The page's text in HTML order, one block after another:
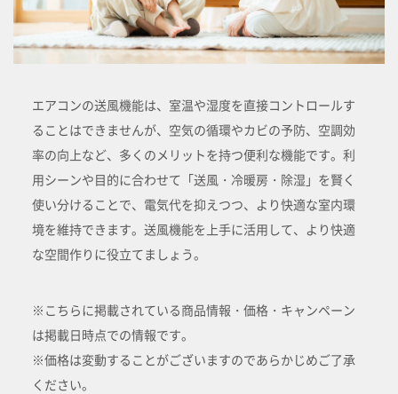
エアコンの送風機能は、室温や湿度を直接コントロールす
ることはできませんが、空気の循環やカビの予防、空調効
率の向上など、多くのメリットを持つ便利な機能です。利
用シーンや目的に合わせて「送風・冷暖房・除湿」を賢く
使い分けることで、電気代を抑えつつ、より快適な室内環
境を維持できます。送風機能を上手に活用して、より快適
な空間作りに役立てましょう。
※こちらに掲載されている商品情報・価格・キャンペーン
は掲載日時点での情報です。
※価格は変動することがございますのであらかじめご了承
ください。